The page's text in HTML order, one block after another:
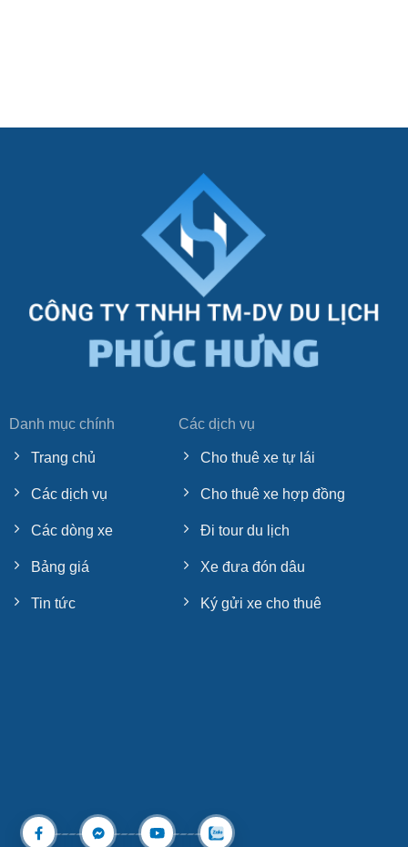
Danh mục chính
Trang chủ
Các dịch vụ
Các dòng xe
Bảng giá
Tin tức
Các dịch vụ
Cho thuê xe tự lái
Cho thuê xe hợp đồng
Đi tour du lịch
Xe đưa đón dâu
Ký gửi xe cho thuê